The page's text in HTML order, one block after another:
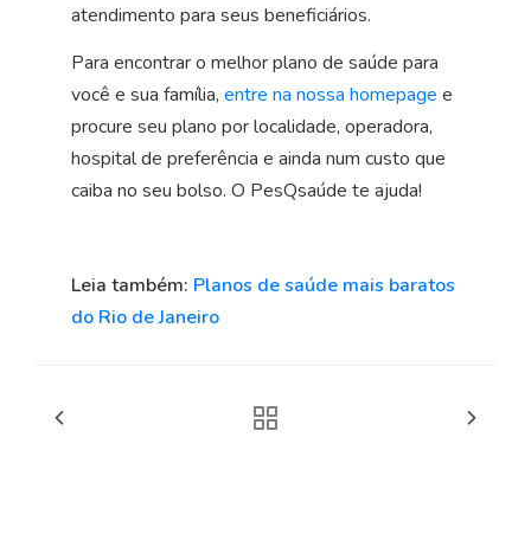
atendimento para seus beneficiários.
Para encontrar o melhor plano de saúde para
você e sua família, entre na nossa homepage e
procure seu plano por localidade, operadora,
hospital de preferência e ainda num custo que
caiba no seu bolso. O PesQsaúde te ajuda!
Leia também: Planos de saúde mais baratos
do Rio de Janeiro